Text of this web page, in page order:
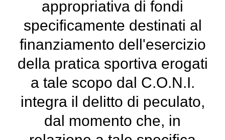
appropriativa di fondi
specificamente destinati al
finanziamento dell'esercizio
della pratica sportiva erogati
a tale scopo dal C.O.N.I.
integra il delitto di peculato,
dal momento che, in